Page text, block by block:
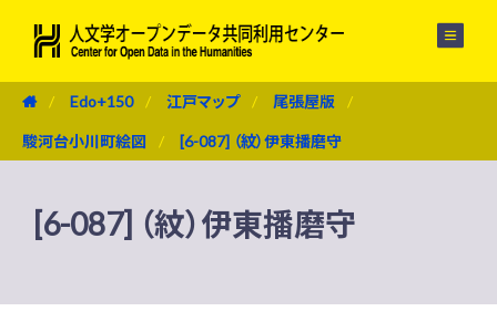
Edo+150 江戸マップ 尾張屋版
駿河台小川町絵図 [6-087] （紋）伊東播磨守
[6-087] （紋）伊東播磨守